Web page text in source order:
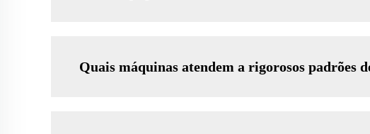
Quais máquinas atendem a rigorosos padrões